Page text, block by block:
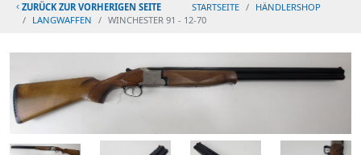
ZURÜCK ZUR VORHERIGEN SEITE STARTSEITE
HÄNDLERSHOP
LANGWAFFEN
WINCHESTER 91 - 12-70